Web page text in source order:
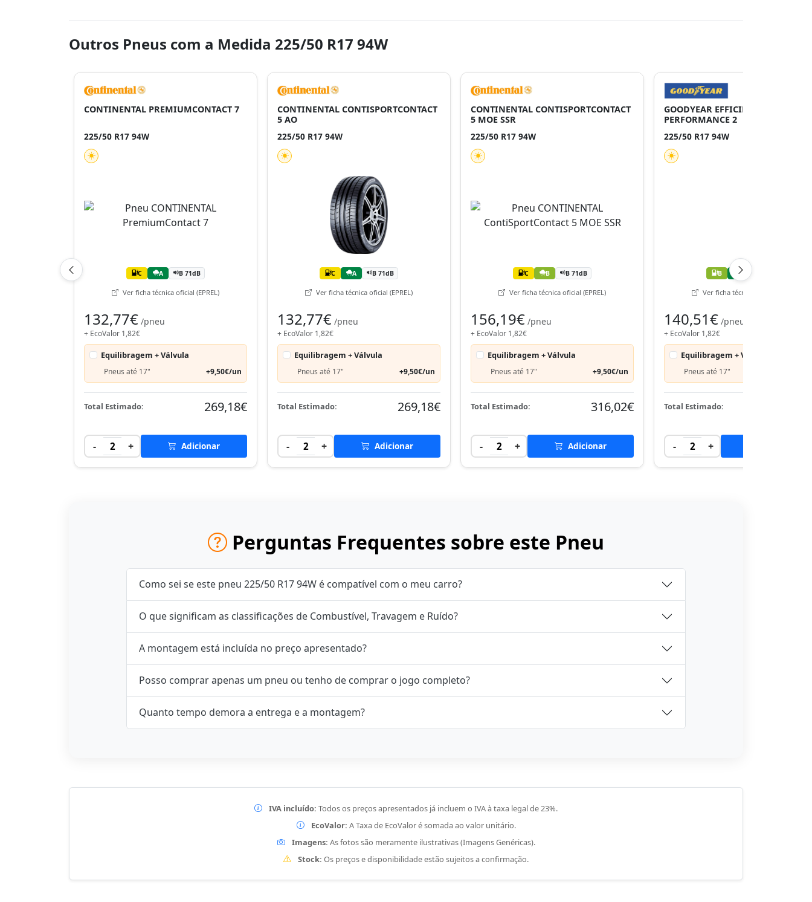
Outros Pneus com a Medida 225/50 R17 94W
CONTINENTAL PREMIUMCONTACT 7
225/50 R17 94W
C A B 71dB
Ver ficha técnica oficial (EPREL)
132,77€ /pneu
+ EcoValor 1,82€
Equilibragem + Válvula
Pneus até 17" +9,50€/un
Total Estimado: 269,18€
- 2 + Adicionar
CONTINENTAL CONTISPORTCONTACT
5 AO
225/50 R17 94W
C A B 71dB
Ver ficha técnica oficial (EPREL)
132,77€ /pneu
+ EcoValor 1,82€
Equilibragem + Válvula
Pneus até 17" +9,50€/un
Total Estimado: 269,18€
- 2 + Adicionar
CONTINENTAL CONTISPORTCONTACT
5 MOE SSR
225/50 R17 94W
C B B 71dB
Ver ficha técnica oficial (EPREL)
156,19€ /pneu
+ EcoValor 1,82€
Equilibragem + Válvula
Pneus até 17" +9,50€/un
Total Estimado: 316,02€
- 2 + Adicionar
GOODYEAR EFFICIENTGRIP
PERFORMANCE 2
225/50 R17 94W
B A
Ver ficha técnica oficial (EPREL)
140,51€ /pneu
+ EcoValor 1,82€
Equilibragem + Válvula
Pneus até 17"
Total Estimado:
- 2 +
Perguntas Frequentes sobre este Pneu
Como sei se este pneu 225/50 R17 94W é compatível com o meu carro?
O que significam as classificações de Combustível, Travagem e Ruído?
A montagem está incluída no preço apresentado?
Posso comprar apenas um pneu ou tenho de comprar o jogo completo?
Quanto tempo demora a entrega e a montagem?
IVA incluído: Todos os preços apresentados já incluem o IVA à taxa legal de 23%.
EcoValor: A Taxa de EcoValor é somada ao valor unitário.
Imagens: As fotos são meramente ilustrativas (Imagens Genéricas).
Stock: Os preços e disponibilidade estão sujeitos a confirmação.